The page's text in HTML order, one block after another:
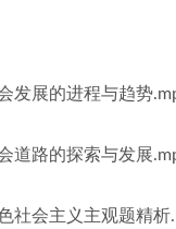
发展的进程与趋势
道路的探索与发展
社会主义主观题精析